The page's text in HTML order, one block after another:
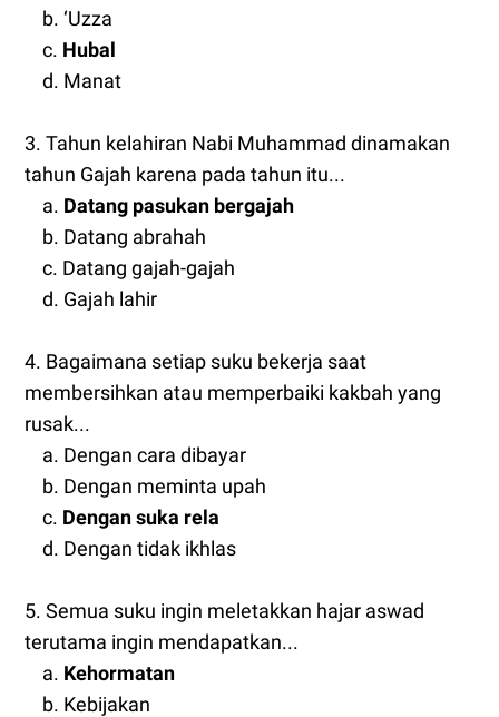
b. ‘Uzza
c. Hubal
d. Manat
3. Tahun kelahiran Nabi Muhammad dinamakan
tahun Gajah karena pada tahun itu...
a. Datang pasukan bergajah
b. Datang abrahah
c. Datang gajah-gajah
d. Gajah lahir
4. Bagaimana setiap suku bekerja saat
membersihkan atau memperbaiki kakbah yang
rusak...
a. Dengan cara dibayar
b. Dengan meminta upah
c. Dengan suka rela
d. Dengan tidak ikhlas
5. Semua suku ingin meletakkan hajar aswad
terutama ingin mendapatkan...
a. Kehormatan
b. Kebijakan